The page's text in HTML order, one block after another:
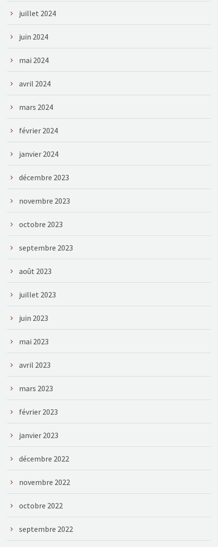
juillet 2024
juin 2024
mai 2024
avril 2024
mars 2024
février 2024
janvier 2024
décembre 2023
novembre 2023
octobre 2023
septembre 2023
août 2023
juillet 2023
juin 2023
mai 2023
avril 2023
mars 2023
février 2023
janvier 2023
décembre 2022
novembre 2022
octobre 2022
septembre 2022